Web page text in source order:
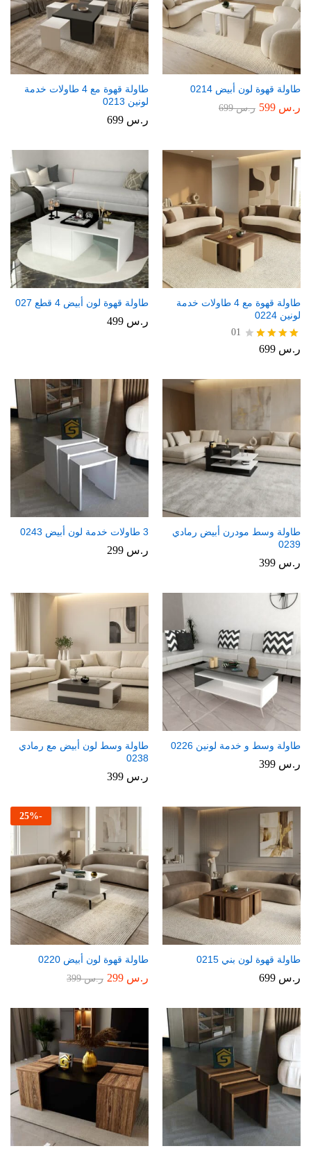
طاولة قهوة لون أبيض 0214
ر.س ر.س699
طاولة قهوة مع 4 طاولات خدمة
لونين 0213
ر.س
طاولة قهوة مع 4 طاولات خدمة
لونين 0224
تم
من 5
01
ر.س
طاولة قهوة لون أبيض 4 قطع 027
ر.س
طاولة وسط مودرن أبيض رمادي
0239
ر.س
3 طاولات خدمة لون أبيض 0243
ر.س
طاولة وسط و خدمة لونين 0226
ر.س
طاولة وسط لون أبيض مع رمادي
0238
ر.س
طاولة قهوة لون بني 0215
ر.س
-
25%
طاولة قهوة لون أبيض 0220
ر.س ر.س399